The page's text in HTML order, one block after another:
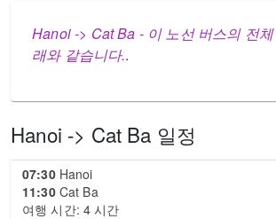
Hanoi -> Cat Ba - 이 노선 버스의 전
래와 같습니다..
Hanoi -> Cat Ba 일정
07:30Hanoi
11:30Cat Ba
여행 시간: 4 시간